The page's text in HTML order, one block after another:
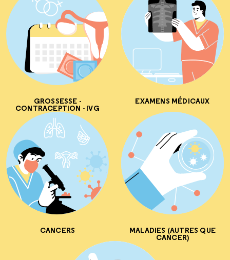
GROSSESSE -
CONTRACEPTION - IVG
EXAMENS MÉDICAUX
CANCERS MALADIES (AUTRES QUE
CANCER)